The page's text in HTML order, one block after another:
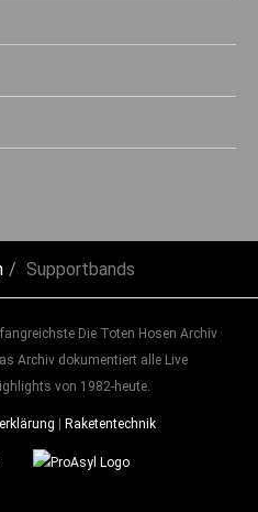
Supportbands
Die Toten Hosen Archiv
Archiv dokumentiert alle Live
von 1982-heute.
Raketentechnik